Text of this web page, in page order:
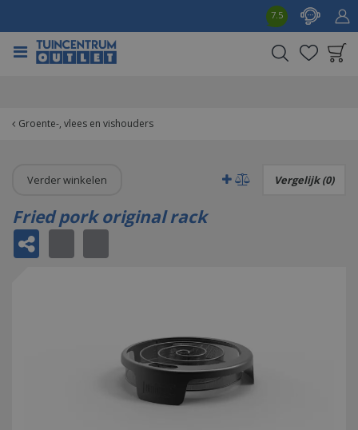
Groente-, vlees en vishouders
7.5
Verder winkelen Vergelijk (0)
Fried pork original rack